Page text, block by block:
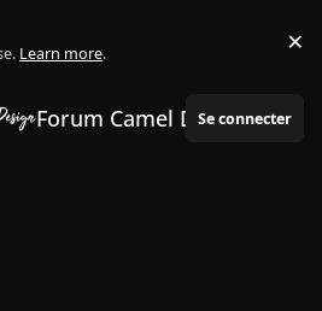
Learn more. ×
Forum Camel Design
Se connecter